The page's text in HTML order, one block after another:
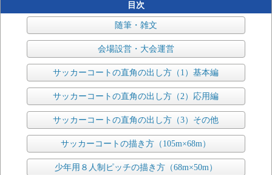
目次
随筆・雑文
会場設営・大会運営
サッカーコートの直角の出し方（1）基本編
サッカーコートの直角の出し方（2）応用編
サッカーコートの直角の出し方（3）その他
サッカーコートの描き方（105m×68m）
少年用８人制ピッチの描き方（68m×50m）